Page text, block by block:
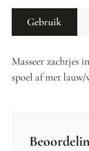
Gebruik
Masseer zachtjes
spoel af met